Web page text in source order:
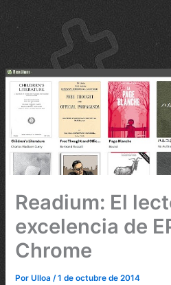
Readium: El
excelencia de
Chrome
PorUlloa/1 de octubre de 2014